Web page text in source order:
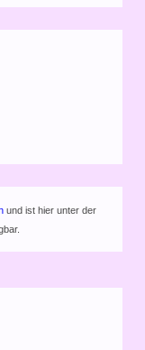
und ist hier unter der